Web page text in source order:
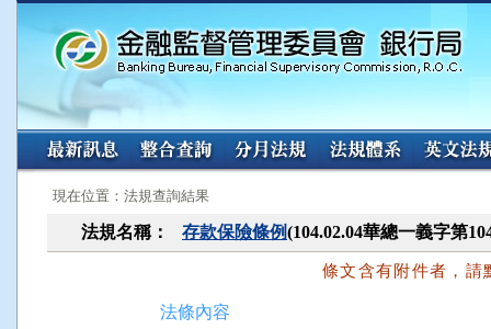
:::
現在位置：法規查詢結果
法規名稱： 存款保險條例(104.02.04華總一義字第
條文含有附件者，請
法條內容